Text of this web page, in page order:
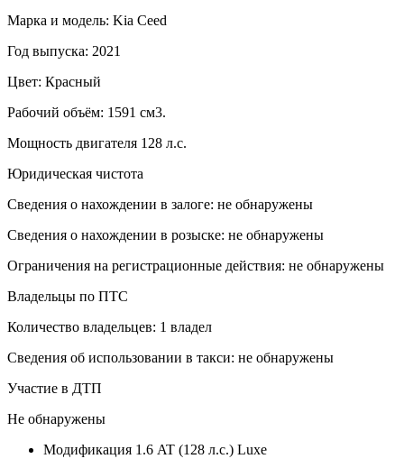
Марка и модель: Kia Ceed
Год выпуска: 2021
Цвет: Красный
Рабочий объём: 1591 см3.
Мощность двигателя 128 л.с.
Юридическая чистота
Сведения о нахождении в залоге: не обнаружены
Сведения о нахождении в розыске: не обнаружены
Ограничения на регистрационные действия: не обнаружены
Владельцы по ПТС
Количество владельцев: 1 владел
Сведения об использовании в такси: не обнаружены
Участие в ДТП
Не обнаружены
Модификация 1.6 AT (128 л.с.) Luxe